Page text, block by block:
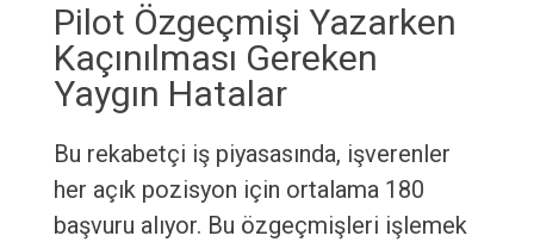
Pilot Özgeçmişi Yazarken
Kaçınılması Gereken
Yaygın Hatalar
Bu rekabetçi iş piyasasında, işverenler
her açık pozisyon için ortalama 180
başvuru alıyor. Bu özgeçmişleri işlemek